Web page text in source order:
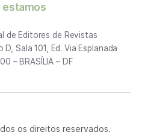
estamos
de Editores de Revistas
Sala 101, Ed. Via Esplanada
– BRASÍLIA – DF
os direitos reservados.